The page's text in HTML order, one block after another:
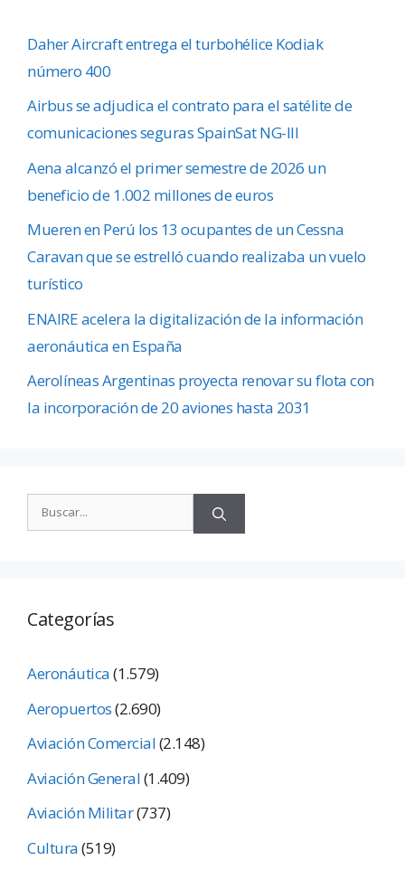
Daher Aircraft entrega el turbohélice Kodiak
número 400
Airbus se adjudica el contrato para el satélite de
comunicaciones seguras SpainSat NG-III
Aena alcanzó el primer semestre de 2026 un
beneficio de 1.002 millones de euros
Mueren en Perú los 13 ocupantes de un Cessna
Caravan que se estrelló cuando realizaba un vuelo
turístico
ENAIRE acelera la digitalización de la información
aeronáutica en España
Aerolíneas Argentinas proyecta renovar su flota con
la incorporación de 20 aviones hasta 2031
Categorías
Aeronáutica(1.579)
Aeropuertos(2.690)
Aviación Comercial(2.148)
Aviación General(1.409)
Aviación Militar(737)
Cultura(519)